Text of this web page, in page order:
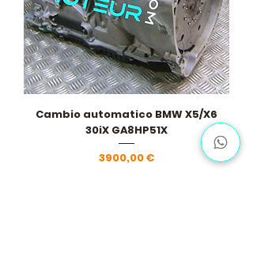
Cambio automatico BMW X5/X6
30iX GA8HP51X
Prezzo
3900,00 €